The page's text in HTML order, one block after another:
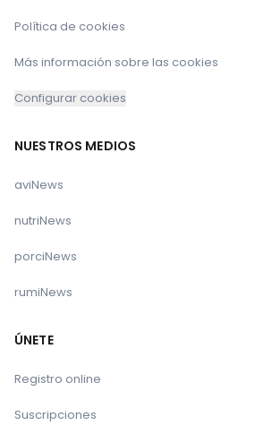
Política de cookies
Más información sobre las cookies
Configurar cookies
NUESTROS MEDIOS
aviNews
nutriNews
porciNews
rumiNews
ÚNETE
Registro online
Suscripciones